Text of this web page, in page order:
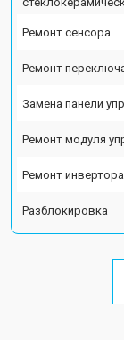
Ремонт сенсора
Ремонт
Замена панели
Ремонт модуля
Ремонт инвертора
Разблокировка